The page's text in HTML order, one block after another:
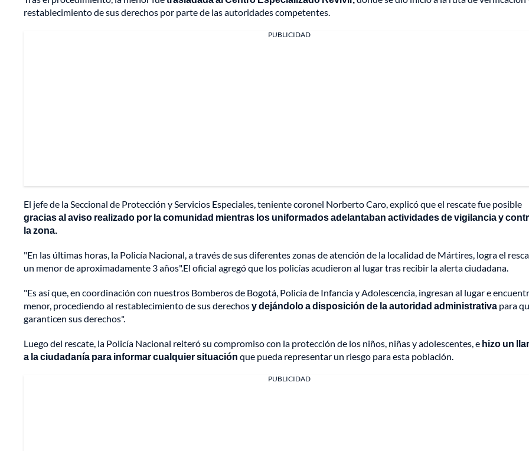
restablecimiento de sus derechos por parte de las autoridades competentes.
PUBLICIDAD
El jefe de la Seccional de Protección y Servicios Especiales, teniente coronel Norberto Caro, explicó que el rescate fue posible
gracias al aviso realizado por la comunidad mientras los uniformados adelantaban actividades de vigilancia y
la zona.
"En las últimas horas, la Policía Nacional, a través de sus diferentes zonas de atención de la localidad de Mártires, logra el
un menor de aproximadamente 3 años".El oficial agregó que los policías acudieron al lugar tras recibir la alerta ciudadana.
"Es así que, en coordinación con nuestros Bomberos de Bogotá, Policía de Infancia y Adolescencia, ingresan al lugar e
menor, procediendo al restablecimiento de sus derechosy dejándolo a disposición de la autoridad administrativa para
garanticen sus derechos".
Luego del rescate, la Policía Nacional reiteró su compromiso con la protección de los niños, niñas y adolescentes, e hizo un
a la ciudadanía para informar cualquier situación que pueda representar un riesgo para esta población.
PUBLICIDAD